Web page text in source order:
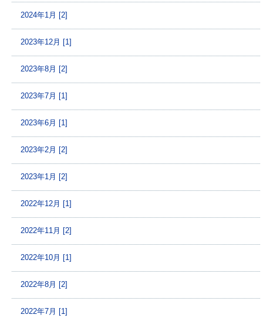
2024年1月 [2]
2023年12月 [1]
2023年8月 [2]
2023年7月 [1]
2023年6月 [1]
2023年2月 [2]
2023年1月 [2]
2022年12月 [1]
2022年11月 [2]
2022年10月 [1]
2022年8月 [2]
2022年7月 [1]